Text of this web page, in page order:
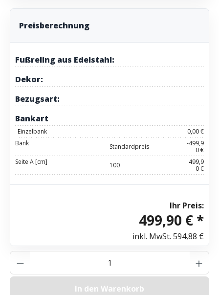
Preisberechnung
Fußreling aus Edelstahl:
Dekor:
Bezugsart:
Bankart
Einzelbank
0,00 €
Bank
Standardpreis
-499,9
0 €
Seite A [cm]
100
499,9
0 €
Ihr Preis:
499,90 € *
inkl. MwSt. 594,88 €
Produkt Anzahl: Gib den gewünschten
In den Warenkorb